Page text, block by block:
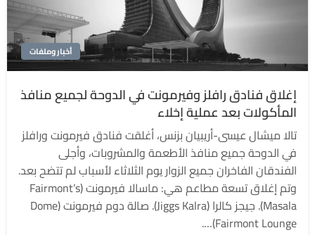
أخبار وملفات
إغلاق فنادق رافلز وفيرمونت في الدوحة لجميع منافذ
المأكولات بعد عملية إخلاء
تالا ميشال عيسى-أريبيان بزنس، أغلقت فنادق فيرمونت ورافلز
في الدوحة جميع منافذ الأطعمة والمشروبات، وأجلى
الفندقان الفاخران جميع الزوار يوم الثلاثاء لأسباب لم تتضح بعد.
وتم إغلاق تسعة مطاعم هي: ماسالا فيرمونت (Fairmont’s
Masala). جيجز كالرا (Jiggs Kalra). صالة دوم فيرمونت (Dome
Fairmont Lounge)….